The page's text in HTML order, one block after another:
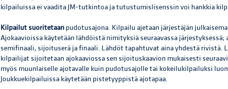
kilpailuissa ei vaadita JM-tutkintoa ja tutustumislisenssin voi hankkia
Kilpailut suoritetaan pudotusajona. Kilpailu ajetaan järjestäjän
Ajokaavioissa käytetään lähdöistä nimityksiä seuraavassa järjestyksessä;
semifinaali, sijoituserä ja finaali. Lähdöt tapahtuvat aina yhdestä rivistä.
kilpailijat sijoitetaan ajokaaviossa sen sijoituskaavion mukaisesti
myös muunlaiselle ajotavalle kuin pudotusajolle tai kokeilukilpailuksi
Joukkuekilpailuissa käytetään pistetyyppistä ajotapaa.